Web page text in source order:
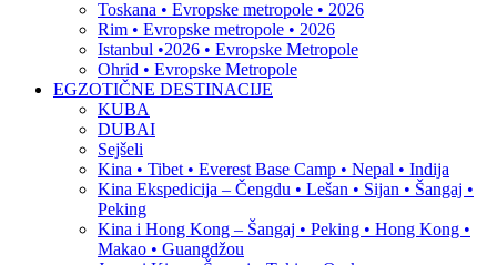
Toskana • Evropske metropole • 2026
Rim • Evropske metropole • 2026
Istanbul •2026 • Evropske Metropole
Ohrid • Evropske Metropole
EGZOTIČNE DESTINACIJE
KUBA
DUBAI
Sejšeli
Kina • Tibet • Everest Base Camp • Nepal • Indija
Kina Ekspedicija – Čengdu • Lešan • Sijan • Šangaj •
Peking
Kina i Hong Kong – Šangaj • Peking • Hong Kong •
Makao • Guangdžou